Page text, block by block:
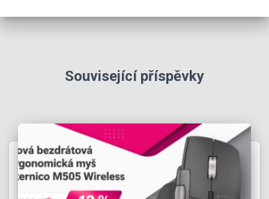
Související příspěvky